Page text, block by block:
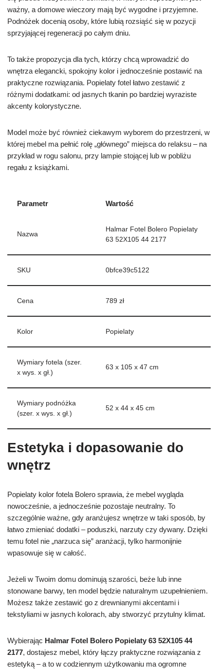
ważny, a domowe wieczory mają być wygodne i przyjemne.
Podnóżek docenią osoby, które lubią rozsiąść się w pozycji
sprzyjającej regeneracji po całym dniu.
To także propozycja dla tych, którzy chcą wprowadzić do
wnętrza elegancki, spokojny kolor i jednocześnie postawić na
praktyczne rozwiązania. Popielaty fotel łatwo zestawić z
różnymi dodatkami: od jasnych tkanin po bardziej wyraziste
akcenty kolorystyczne.
Model może być również ciekawym wyborem do przestrzeni, w
której mebel ma pełnić rolę „głównego” miejsca do relaksu – na
przykład w rogu salonu, przy lampie stojącej lub w pobliżu
regału z książkami.
Parametr Wartość
Nazwa
Halmar Fotel Bolero Popielaty
63 52X105 44 2177
SKU 0bfce39c5122
Cena 789 zł
Kolor Popielaty
Wymiary fotela (szer.
x wys. x gł.)
63 x 105 x 47 cm
Wymiary podnóżka
(szer. x wys. x gł.)
52 x 44 x 45 cm
Estetyka i dopasowanie do
wnętrz
Popielaty kolor fotela Bolero sprawia, że mebel wygląda
nowocześnie, a jednocześnie pozostaje neutralny. To
szczególnie ważne, gdy aranżujesz wnętrze w taki sposób, by
łatwo zmieniać dodatki – poduszki, narzuty czy dywany. Dzięki
temu fotel nie „narzuca się” aranżacji, tylko harmonijnie
wpasowuje się w całość.
Jeżeli w Twoim domu dominują szarości, beże lub inne
stonowane barwy, ten model będzie naturalnym uzupełnieniem.
Możesz także zestawić go z drewnianymi akcentami i
tekstyliami w jasnych kolorach, aby stworzyć przytulny klimat.
Wybierając Halmar Fotel Bolero Popielaty 63 52X105 44
2177, dostajesz mebel, który łączy praktyczne rozwiązania z
estetyką – a to w codziennym użytkowaniu ma ogromne